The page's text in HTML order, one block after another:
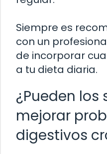
Siempre es
con un
de incorporar
a tu dieta diaria.
¿Pueden los
mejorar
digestivos